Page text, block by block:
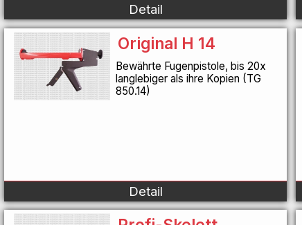
Detail
Original H 14
Bewährte Fugenpistole, bis 20x
langlebiger als ihre Kopien (TG
850.14)
Detail